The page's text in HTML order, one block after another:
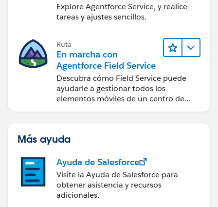
Explore Agentforce Service, y realice
tareas y ajustes sencillos.
Ruta
En marcha con
Agentforce Field Service
Descubra cómo Field Service puede
ayudarle a gestionar todos los
elementos móviles de un centro de
Más ayuda
Ayuda de Salesforce
Visite la Ayuda de Salesforce para
obtener asistencia y recursos
adicionales.